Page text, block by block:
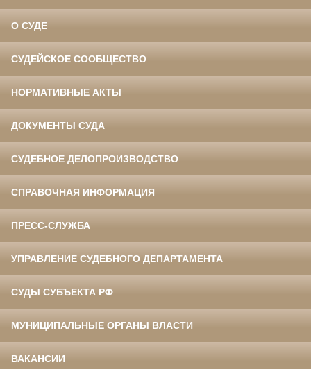
О СУДЕ
СУДЕЙСКОЕ СООБЩЕСТВО
НОРМАТИВНЫЕ АКТЫ
ДОКУМЕНТЫ СУДА
СУДЕБНОЕ ДЕЛОПРОИЗВОДСТВО
СПРАВОЧНАЯ ИНФОРМАЦИЯ
ПРЕСС-СЛУЖБА
УПРАВЛЕНИЕ СУДЕБНОГО ДЕПАРТАМЕНТА
СУДЫ СУБЪЕКТА РФ
МУНИЦИПАЛЬНЫЕ ОРГАНЫ ВЛАСТИ
ВАКАНСИИ